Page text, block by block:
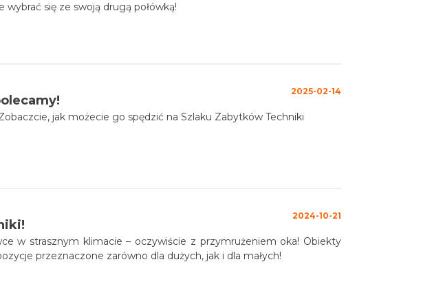
się ze swoją drugą połówką!
2025-02-14
jak możecie go spędzić na Szlaku Zabytków Techniki
2024-10-21
w strasznym klimacie – oczywiście z przymrużeniem oka! Obiekty
mają dla Was propozycje przeznaczone zarówno dla dużych, jak i dla małych!